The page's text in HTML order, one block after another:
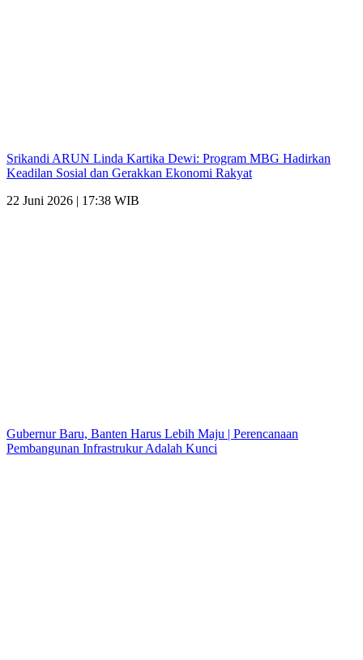
Srikandi ARUN Linda Kartika Dewi: Program MBG Hadirkan
Keadilan Sosial dan Gerakkan Ekonomi Rakyat
22 Juni 2026 | 17:38 WIB
Gubernur Baru, Banten Harus Lebih Maju | Perencanaan
Pembangunan Infrastrukur Adalah Kunci